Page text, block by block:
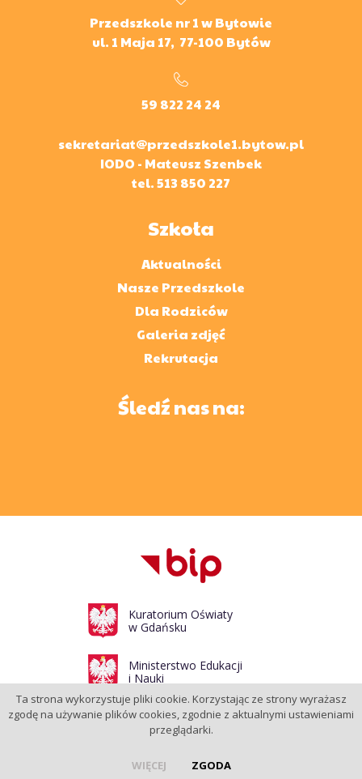
Przedszkole nr 1 w Bytowie
ul. 1 Maja 17, 77-100 Bytów
59 822 24 24
sekretariat@przedszkole1.bytow.pl
IODO - Mateusz Szenbek
tel.513 850 227
Szkoła
Aktualności
Nasze Przedszkole
Dla Rodziców
Galeria zdjęć
Rekrutacja
Śledź nas na:
Kuratorium Oświaty
w Gdańsku
Ministerstwo Edukacji
i Nauki
Ta strona wykorzystuje pliki cookie. Korzystając ze strony wyrażasz
zgodę na używanie plików cookies, zgodnie z aktualnymi ustawieniami
przeglądarki.
WIĘCEJ ZGODA